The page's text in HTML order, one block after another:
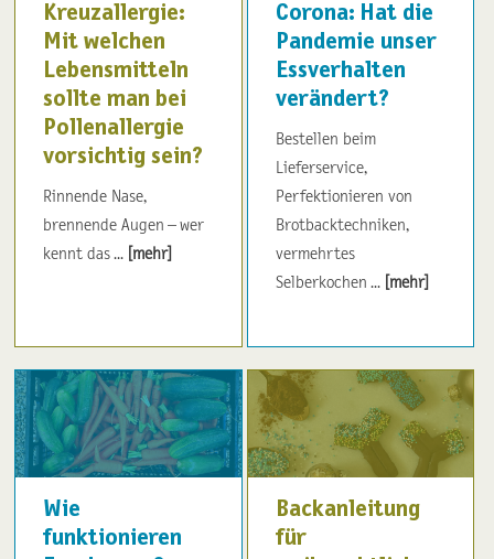
Kreuzallergie:
Mit welchen
Lebensmitteln
sollte man bei
Pollenallergie
vorsichtig sein?
Rinnende Nase,
brennende Augen – wer
kennt das ... [mehr]
Corona: Hat die
Pandemie unser
Essverhalten
verändert?
Bestellen beim
Lieferservice,
Perfektionieren von
Brotbacktechniken,
vermehrtes
Selberkochen ... [mehr]
Wie
funktionieren
Backanleitung
für